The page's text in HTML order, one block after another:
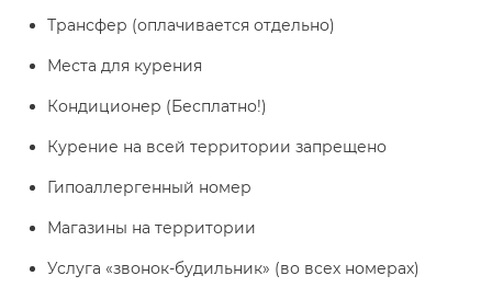
Трансфер (оплачивается отдельно)
Места для курения
Кондиционер (Бесплатно!)
Курение на всей территории запрещено
Гипоаллергенный номер
Магазины на территории
Услуга «звонок-будильник» (во всех номерах)